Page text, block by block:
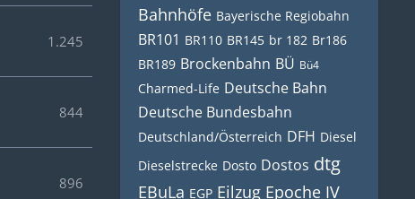
1.245
844
896
Bahnhöfe Bayerische Regiobahn
BR101 BR110 BR145 br 182 Br186
BR189 Brockenbahn BÜ Bü4
Charmed-Life Deutsche Bahn
Deutsche Bundesbahn
Deutschland/Österreich DFH Diesel
Dieselstrecke Dosto Dostos dtg
EBuLa EGP Eilzug Epoche IV